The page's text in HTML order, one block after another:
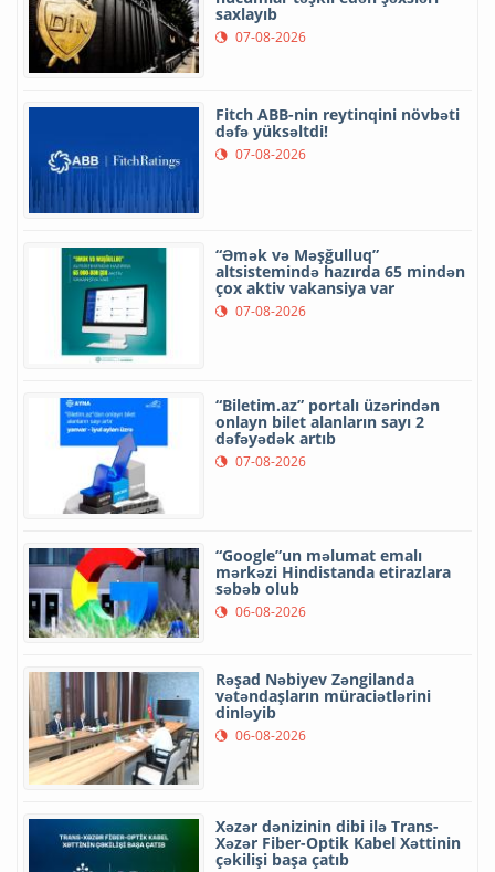
saxlayıb
07-08-2026
Fitch ABB-nin reytinqini növbəti
dəfə yüksəltdi!
07-08-2026
“Əmək və Məşğulluq”
altsistemində hazırda 65 mindən
çox aktiv vakansiya var
07-08-2026
“Biletim.az” portalı üzərindən
onlayn bilet alanların sayı 2
dəfəyədək artıb
07-08-2026
“Google”un məlumat emalı
mərkəzi Hindistanda etirazlara
səbəb olub
06-08-2026
Rəşad Nəbiyev Zəngilanda
vətəndaşların müraciətlərini
dinləyib
06-08-2026
Xəzər dənizinin dibi ilə Trans-
Xəzər Fiber-Optik Kabel Xəttinin
çəkilişi başa çatıb